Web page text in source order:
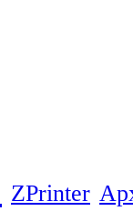
ZPrinter